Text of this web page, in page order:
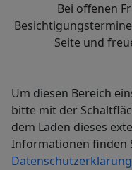
Bei offenen
Seite und
Um diesen Bereich
bitte mit der
dem Laden dieses
Informationen finden
Datenschutzerklärung